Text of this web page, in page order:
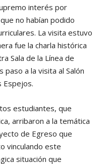
interés por
no habían podido
La visita estuvo
fue la charla histórica
Sala de la Línea de
paso a la visita al Salón
Espejos.
estudiantes, que
arribaron a la temática
de Egreso que
vinculando este
situación que